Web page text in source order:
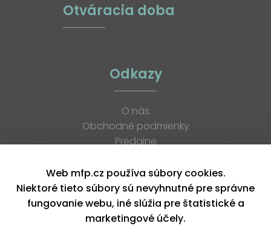
Otváracia doba
Odkazy
O nás
Obchodné podmienky
Predajne
K stiahnutiu
Blog
Kontakt
Kariéra
Web mfp.cz používa súbory cookies.
Niektoré tieto súbory sú nevyhnutné pre správne
fungovanie webu, iné slúžia pre štatistické a
marketingové účely.